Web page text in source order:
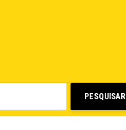
PESQUISAR